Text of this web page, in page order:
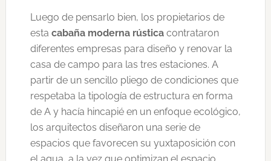
Luego de pensarlo bien, los propietarios de
esta cabaña moderna rústicacontrataron
diferentes empresas para diseño y renovar la
casa de campo para las tres estaciones. A
partir de un sencillo pliego de condiciones que
respetaba la tipología de estructura en forma
de A y hacía hincapié en un enfoque ecológico,
los arquitectos diseñaron una serie de
espacios que favorecen su yuxtaposición con